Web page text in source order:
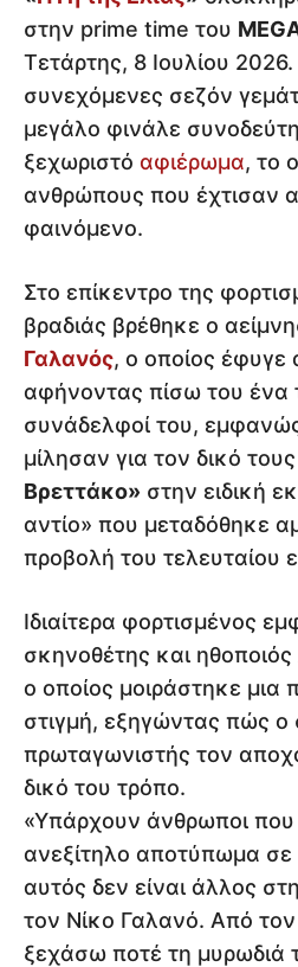
στην prime time του
Τετάρτης, 8 Ιουλίου
συνεχόμενες σεζόν
μεγάλο φινάλε
ξεχωριστό αφιέρωμα, το
ανθρώπους που έχτισαν
φαινόμενο.
Στο επίκεντρο της
βραδιάς βρέθηκε ο
Γαλανός, ο οποίος
αφήνοντας πίσω του ένα
συνάδελφοί του,
μίλησαν για τον δικό τους
Βρεττάκο» στην ειδική
αντίο» που μεταδόθηκε
προβολή του τελευταίου
Ιδιαίτερα φορτισμένος
σκηνοθέτης και
ο οποίος μοιράστηκε μια
στιγμή, εξηγώντας πώς ο
πρωταγωνιστής τον
δικό του τρόπο.
«Υπάρχουν άνθρωποι
ανεξίτηλο αποτύπωμα σε
αυτός δεν είναι άλλος
τον Νίκο Γαλανό. Από
ξεχάσω ποτέ τη μυρωδιά